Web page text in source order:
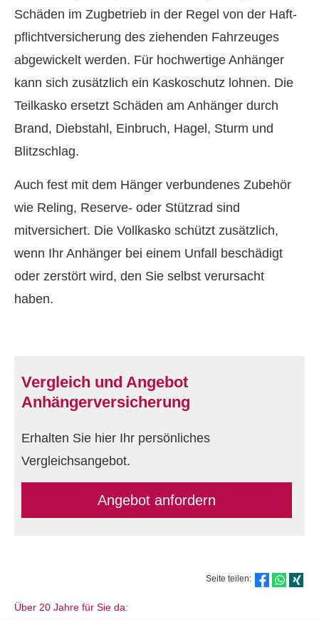
Schäden im Zugbetrieb in der Regel von der Haft­
pflichtversicherung des ziehenden Fahrzeuges
abgewickelt werden. Für hochwertige Anhänger
kann sich zusätzlich ein Kaskoschutz lohnen. Die
Teilkasko ersetzt Schäden am Anhänger durch
Brand, Diebstahl, Einbruch, Hagel, Sturm und
Blitzschlag.
Auch fest mit dem Hänger verbundenes Zubehör
wie Reling, Reserve- oder Stützrad sind
mitversichert. Die Vollkasko schützt zusätzlich,
wenn Ihr Anhänger bei einem Unfall beschädigt
oder zerstört wird, den Sie selbst verursacht
haben.
Vergleich und Angebot
Anhängerversicherung
Erhalten Sie hier Ihr persönliches
Vergleichsangebot.
An­ge­bot an­for­dern
Seite teilen:
Über 20 Jahre für Sie da: